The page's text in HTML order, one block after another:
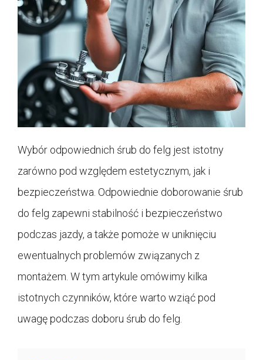
Wybór odpowiednich śrub do felg jest istotny
zarówno pod względem estetycznym, jak i
bezpieczeństwa. Odpowiednie doborowanie śrub
do felg zapewni stabilność i bezpieczeństwo
podczas jazdy, a także pomoże w uniknięciu
ewentualnych problemów związanych z
montażem. W tym artykule omówimy kilka
istotnych czynników, które warto wziąć pod
uwagę podczas doboru śrub do felg.